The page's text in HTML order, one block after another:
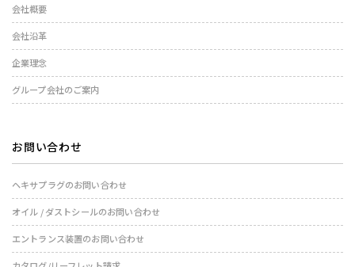
会社概要
会社沿革
企業理念
グループ会社のご案内
お問い合わせ
ヘキサプラグのお問い合わせ
オイル / ダストシールのお問い合わせ
エントランス装置のお問い合わせ